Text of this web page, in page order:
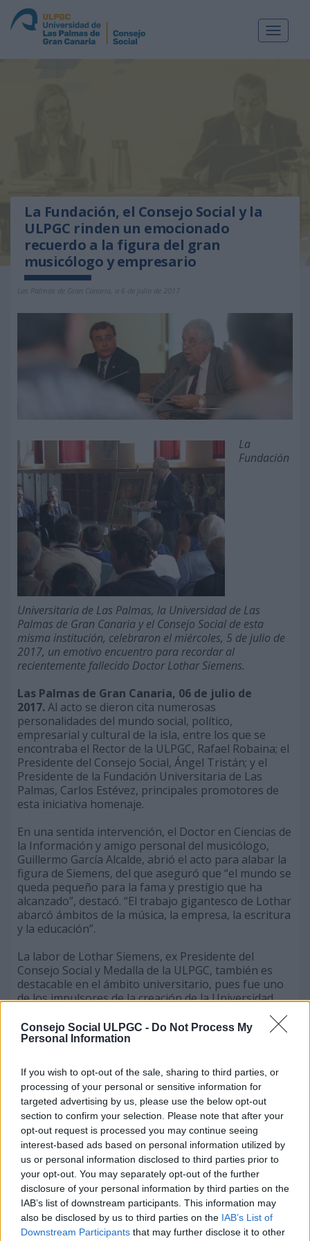
Consejo Social ULPGC - Do Not Process My
Personal Information
If you wish to opt-out of the sale, sharing to third parties, or
processing of your personal or sensitive information for
targeted advertising by us, please use the below opt-out
section to confirm your selection. Please note that after your
opt-out request is processed you may continue seeing
interest-based ads based on personal information utilized by
us or personal information disclosed to third parties prior to
your opt-out. You may separately opt-out of the further
disclosure of your personal information by third parties on the
IAB’s list of downstream participants. This information may
also be disclosed by us to third parties on the IAB’s List of
Downstream Participants that may further disclose it to other
Toggle
La Fundación, el Consejo Social y la
ULPGC rinden un emocionado
recuerdo a la figura del gran
musicólogo y empresario
Las Palmas de Gran Canaria, a 6 de julio de 2017
La
Fundación
Universitaria de Las Palmas, la Universidad de Las
Palmas de Gran Canaria y el Consejo Social de esta
misma institución, celebraron el miércoles, 5 de julio de
2017, un emotivo encuentro para recordar al
recientemente fallecido Doctor Lothar Siemens.
Las Palmas de Gran Canaria, 06 de julio de
2017. Al acto se dieron cita numerosas
personalidades del mundo social, político,
empresarial y cultural de la isla, entre los que se
encontraba el Rector de la ULPGC, Rafael Robaina; el
Presidente del Consejo Social, Ángel Tristán; y el
Presidente de la Fundación Universitaria de Las
Palmas, Carlos Estévez, principales promotores de
esta iniciativa homenaje.
En una sentida intervención, el Doctor en Ciencias de
la Información y amigo personal del musicólogo,
Guillermo García Alcalde, abrió el acto para alabar la
figura de Siemens, del que aseguró que “el mundo se
queda pequeño para la fama y prestigio que ha
alcanzado”, destacó. “El trabajo gigantesco de Lothar
abarcó ámbitos de la música, la empresa, la escritura
y la educación”.
La labor de Lothar Siemens, ex Presidente del
Consejo Social y Medalla de la ULPGC, también es
destacable en el ámbito universitario, pues fue uno
de los impulsores de la creación de la Universidad
Universitaria, gestada tras la primera manifestación
pro-universidad que se organizó en la Isla, en el año
Tristán, recordó, precisamente, ese compromiso
“activo” con la creación de una Universidad en Las
Palmas de Gran Canaria “que rompiera el muro del
mar y la distancia, y que permitiera a los
grancanarios aumentar su accesibilidad a los
estudios superiores y al conocimiento”.
Tristán Pimienta afirmó en su intervención, durante
el acto homenaje, que “Lothar Siemens fue un
activista cultural en el más amplio sentido de tal
condición. Fue un polifacético intelectual, un creador,
un apasionado y creativo impulsor de iniciativas de
calado social, orgulloso de su mixtura alemana e